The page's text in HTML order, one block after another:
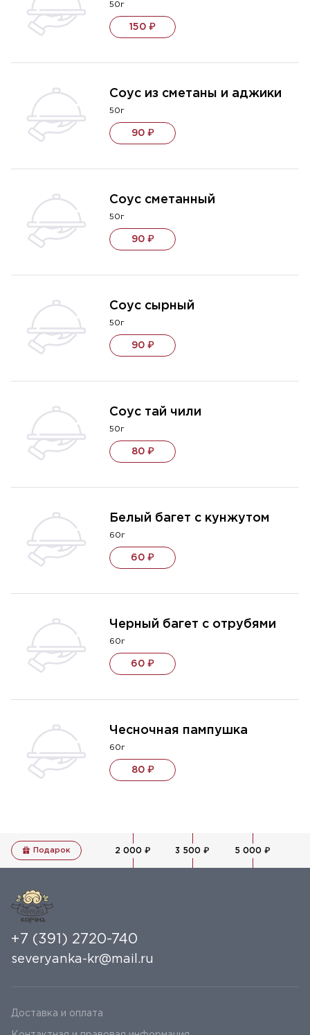
50г
150 ₽
Соус из сметаны и аджики
50г
90 ₽
Соус сметанный
50г
90 ₽
Соус сырный
50г
90 ₽
Соус тай чили
50г
80 ₽
Белый багет с кунжутом
60г
60 ₽
Черный багет с отрубями
60г
60 ₽
Чесночная пампушка
60г
80 ₽
Подарок 2 000 ₽ 3 500 ₽ 5 000 ₽
+7 (391) 2720-740
severyanka-kr@mail.ru
Доставка и оплата